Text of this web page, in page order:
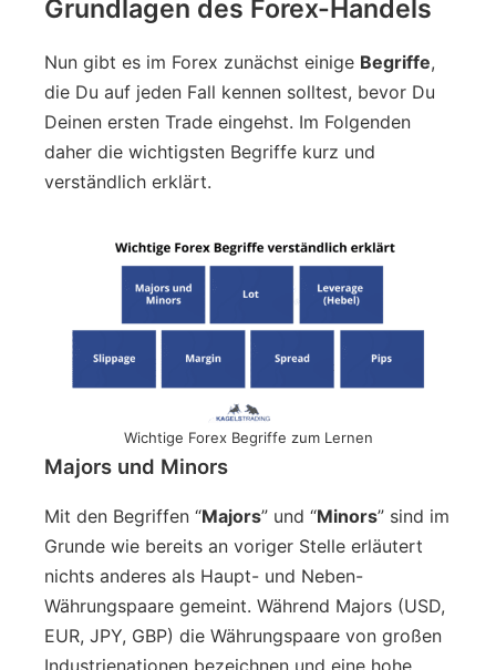
Grundlagen des Forex-Handels
Nun gibt es im Forex zunächst einige Begriffe,
die Du auf jeden Fall kennen solltest, bevor Du
Deinen ersten Trade eingehst. Im Folgenden
daher die wichtigsten Begriffe kurz und
verständlich erklärt.
Wichtige Forex Begriffe zum Lernen
Majors und Minors
Mit den Begriffen “Majors” und “Minors” sind im
Grunde wie bereits an voriger Stelle erläutert
nichts anderes als Haupt- und Neben-
Währungspaare gemeint. Während Majors (USD,
EUR, JPY, GBP) die Währungspaare von großen
Industrienationen bezeichnen und eine hohe